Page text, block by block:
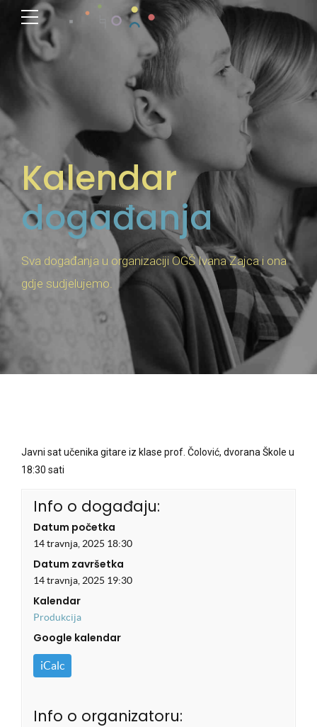
Kalendar
događanja
Sva događanja u organizaciji OGŠ Ivana Zajca i ona
gdje sudjelujemo.
Javni sat učenika gitare iz klase prof. Čolović, dvorana Škole u
18:30 sati
Info o događaju:
Datum početka
14 travnja, 2025 18:30
Datum završetka
14 travnja, 2025 19:30
Kalendar
Produkcija
Google kalendar
iCalc
Info o organizatoru: